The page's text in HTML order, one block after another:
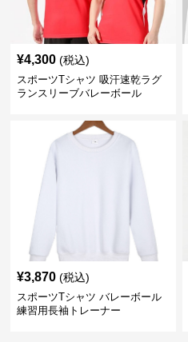
¥4,300 (税込)
スポーツTシャツ 吸汗速乾ラグ
ランスリーブバレーボール
¥3,870 (税込)
スポーツTシャツ バレーボール
練習用長袖トレーナー